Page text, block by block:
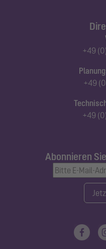
+49
+49
+49
Abonnieren